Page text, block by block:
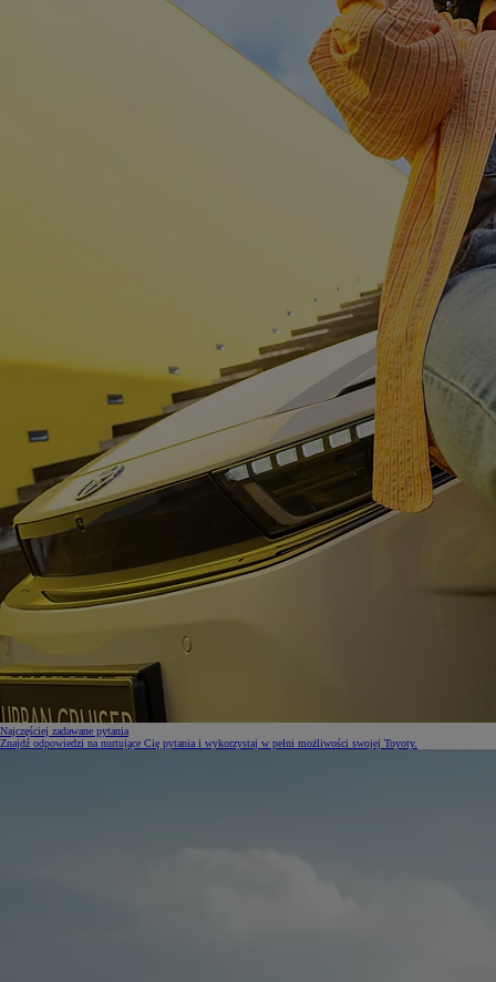
Najczęściej zadawane pytania
Znajdź odpowiedzi na nurtujące Cię pytania i wykorzystaj w pełni możliwości swojej Toyoty.